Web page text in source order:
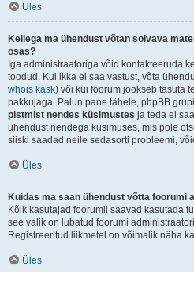
Üles
Kellega ma ühendust võtan solvava
osas?
Iga administraatoriga võid kontakteeruda
toodud. Kui ikka ei saa vastust, võta
whois käsk) või kui foorum jookseb tasuta
pakkujaga. Palun pane tähele, phpBB
pistmist nendes küsimustes ja teda ei
ühendust nendega küsimuses, mis pole
siiski saadad neile sedasorti probleemi,
Üles
Kuidas ma saan ühendust võtta foorumi
Kõik kasutajad foorumil saavad kasutada
see valik on lubatud foorumi
Registreeritud liikmetel on võimalik näha
Üles